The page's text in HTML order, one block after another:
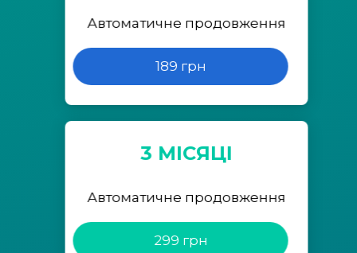
Автоматичне продовження
189 грн
3 МІСЯЦІ
Автоматичне продовження
299 грн